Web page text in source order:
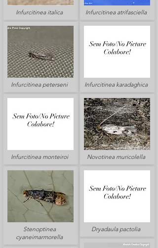
Infurcitinea italica
Infurcitinea peterseni
Infurcitinea monteiroi
Stenoptinea
cyaneimarmorella
Infurcitinea atrifasciella
Infurcitinea karadaghica
Novotinea muricolella
Dryadaula pactolia